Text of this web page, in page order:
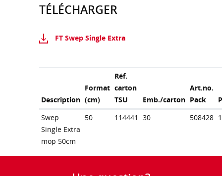
TÉLÉCHARGER
FT Swep Single Extra
Description
Format
(cm)
Réf.
carton
TSU
Emb./carton
Art.no.
Pack
Swep
Single Extra
mop 50cm
50 114441 30 508428 1